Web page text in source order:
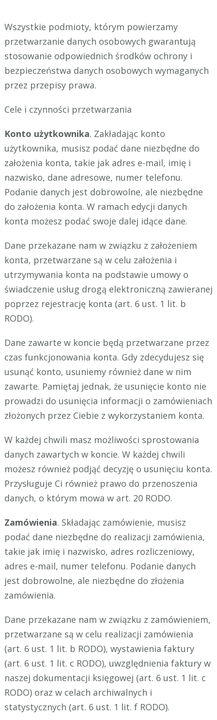
Wszystkie podmioty, którym powierzamy
przetwarzanie danych osobowych gwarantują
stosowanie odpowiednich środków ochrony i
bezpieczeństwa danych osobowych wymaganych
przez przepisy prawa.
Cele i czynności przetwarzania
Konto użytkownika. Zakładając konto
użytkownika, musisz podać dane niezbędne do
założenia konta, takie jak adres e-mail, imię i
nazwisko, dane adresowe, numer telefonu.
Podanie danych jest dobrowolne, ale niezbędne
do założenia konta. W ramach edycji danych
konta możesz podać swoje dalej idące dane.
Dane przekazane nam w związku z założeniem
konta, przetwarzane są w celu założenia i
utrzymywania konta na podstawie umowy o
świadczenie usług drogą elektroniczną zawieranej
poprzez rejestrację konta (art. 6 ust. 1 lit. b
RODO).
Dane zawarte w koncie będą przetwarzane przez
czas funkcjonowania konta. Gdy zdecydujesz się
usunąć konto, usuniemy również dane w nim
zawarte. Pamiętaj jednak, że usunięcie konto nie
prowadzi do usunięcia informacji o zamówieniach
złożonych przez Ciebie z wykorzystaniem konta.
W każdej chwili masz możliwości sprostowania
danych zawartych w koncie. W każdej chwili
możesz również podjąć decyzję o usunięciu konta.
Przysługuje Ci również prawo do przenoszenia
danych, o którym mowa w art. 20 RODO.
Zamówienia. Składając zamówienie, musisz
podać dane niezbędne do realizacji zamówienia,
takie jak imię i nazwisko, adres rozliczeniowy,
adres e-mail, numer telefonu. Podanie danych
jest dobrowolne, ale niezbędne do złożenia
zamówienia.
Dane przekazane nam w związku z zamówieniem,
przetwarzane są w celu realizacji zamówienia
(art. 6 ust. 1 lit. b RODO), wystawienia faktury
(art. 6 ust. 1 lit. c RODO), uwzględnienia faktury w
naszej dokumentacji księgowej (art. 6 ust. 1 lit. c
RODO) oraz w celach archiwalnych i
statystycznych (art. 6 ust. 1 lit. f RODO).